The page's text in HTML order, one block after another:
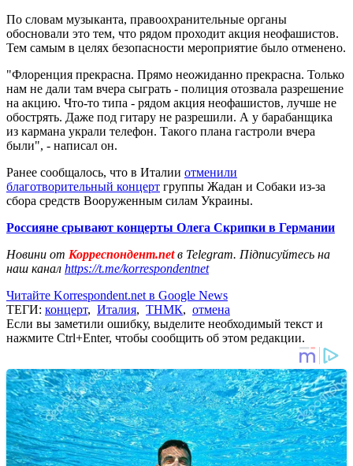
По словам музыканта, правоохранительные органы
обосновали это тем, что рядом проходит акция неофашистов.
Тем самым в целях безопасности мероприятие было отменено.
"Флоренция прекрасна. Прямо неожиданно прекрасна. Только
нам не дали там вчера сыграть - полиция отозвала разрешение
на акцию. Что-то типа - рядом акция неофашистов, лучше не
обострять. Даже под гитару не разрешили. А у барабанщика
из кармана украли телефон. Такого плана гастроли вчера
были", - написал он.
Ранее сообщалось, что в Италии отменили
благотворительный концерт группы Жадан и Собаки из-за
сбора средств Вооруженным силам Украины.
Россияне срывают концерты Олега Скрипки в Германии
Новини от Корреспондент.netв Telegram. Підписуйтесь на
наш канал https://t.me/korrespondentnet
Читайте Korrespondent.net в Google News
ТЕГИ: концерт, Италия, ТНМК, отмена
Если вы заметили ошибку, выделите необходимый текст и
нажмите Ctrl+Enter, чтобы сообщить об этом редакции.